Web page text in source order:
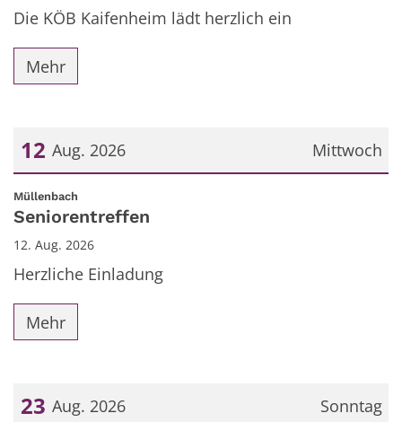
Die KÖB Kaifenheim lädt herzlich ein
Mehr
Mittwoch
12 Aug. 2026
Datum: 12. August 2026
Müllenbach
Seniorentreffen
12. Aug. 2026
Herzliche Einladung
Mehr
Sonntag
23 Aug. 2026